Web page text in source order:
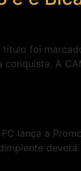
título foi
A
lança a
deverá